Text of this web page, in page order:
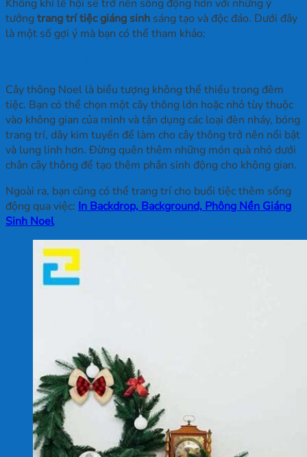
Không khí lễ hội sẽ trở nên sống động hơn với những ý
tưởng trang trí tiệc giáng sinh sáng tạo và độc đáo. Dưới đây
là một số gợi ý mà bạn có thể tham khảo:
Cây thông Noel là biểu tượng không thể thiếu trong đêm
tiệc. Bạn có thể chọn một cây thông lớn hoặc nhỏ tùy thuộc
vào không gian của mình và tận dụng các loại đèn nháy, bóng
trang trí, dây kim tuyến để làm cho cây thông trở nên nổi bật
và lung linh hơn. Đừng quên thêm những món quà nhỏ dưới
chân cây thông để tạo thêm phần sinh động cho không gian.
Ngoài ra, bạn cũng có thể trang trí cho buổi tiệc thêm sống
động qua việc: In Backdrop, Background, Phông Nền Giáng
Sinh Noel